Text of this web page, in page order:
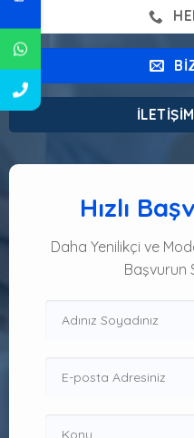
Hızlı
Daha Yenilikçi ve
Başvurun